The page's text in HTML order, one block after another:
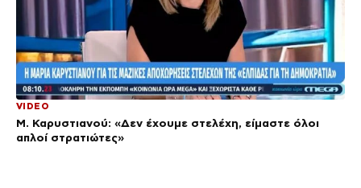
VIDEO
Μ. Καρυστιανού: «Δεν έχουμε στελέχη, είμαστε όλοι
απλοί στρατιώτες»